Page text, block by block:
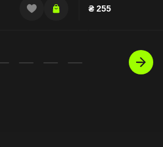
₴ 255